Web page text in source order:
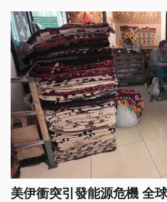
美伊衝突引發能源危機 全